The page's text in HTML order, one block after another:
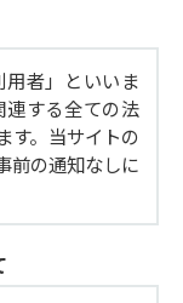
者」といいま
する全ての法
す。当サイトの
前の通知なしに